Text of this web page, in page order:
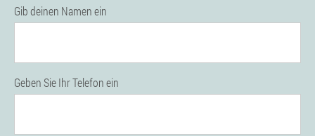
Gib deinen Namen ein
Geben Sie Ihr Telefon ein